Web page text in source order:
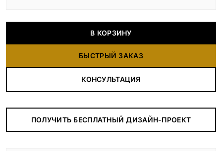
В КОРЗИНУ
БЫСТРЫЙ ЗАКАЗ
КОНСУЛЬТАЦИЯ
ПОЛУЧИТЬ БЕСПЛАТНЫЙ ДИЗАЙН-ПРОЕКТ